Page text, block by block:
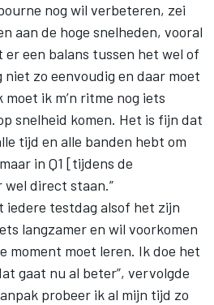
nog wil verbeteren, zei
aan de hoge snelheden, vooral
een balans tussen het wel of
zo eenvoudig en daar moet
moet ik m’n ritme nog iets
snelheid komen. Het is fijn dat
tijd en alle banden hebt om
in Q1 [tijdens de
direct staan.”
iedere testdag alsof het zijn
langzamer en wil voorkomen
moment moet leren. Ik doe het
gaat nu al beter”, vervolgde
probeer ik al mijn tijd zo